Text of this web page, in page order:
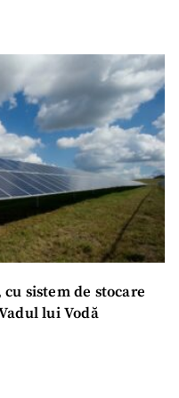
sistem de stocare
lui Vodă